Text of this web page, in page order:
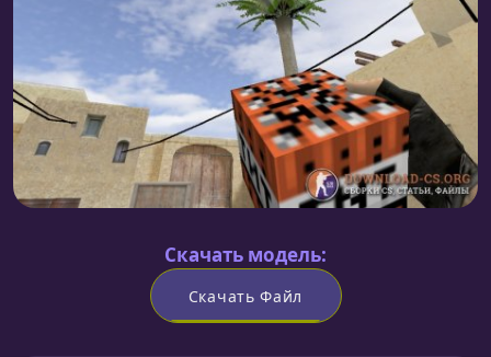
Скачать модель:
Скачать Файл